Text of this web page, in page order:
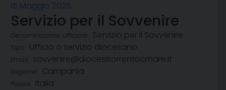
15 Maggio 2025
Servizio per il Sovvenire
Denominazione ufficiale: Servizio per il Sovvenire
Tipo: Ufficio o servizio diocesano
Email: sovvenire@diocesisorrentocmare.it
Regione: Campania
Paese: Italia